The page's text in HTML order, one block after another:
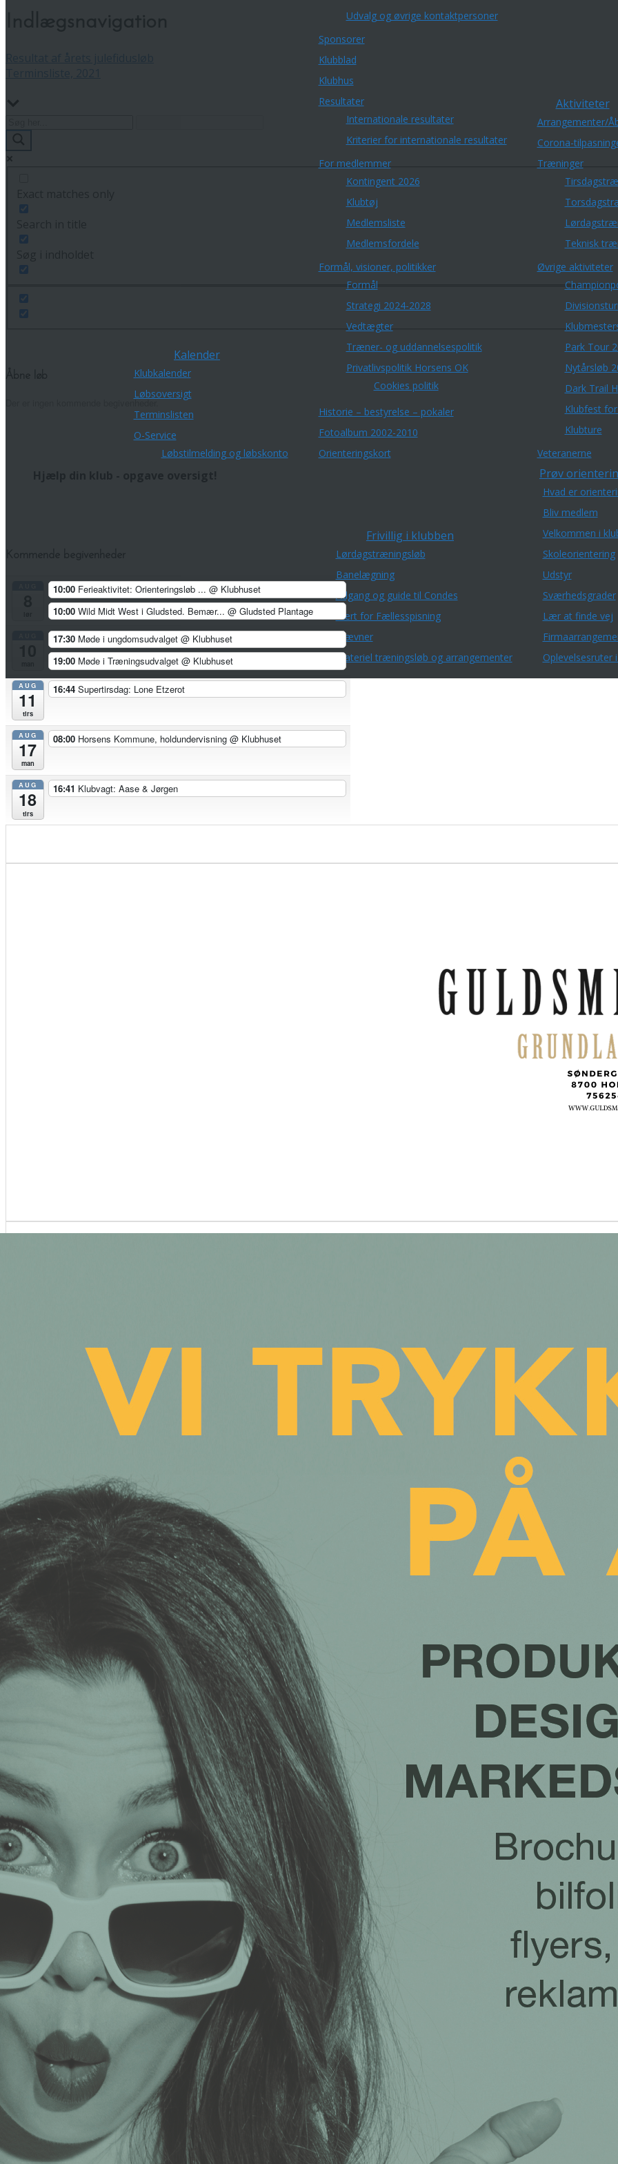
Kalender
Klubkalender
Løbsoversigt
Terminslisten
O-Service
Løbstilmelding og løbskonto
Udvalg og øvrige kontaktpersoner
Sponsorer
Klubblad
Klubhus
Resultater
Internationale resultater
Kriterier for internationale resultater
For medlemmer
Kontingent 2026
Klubtøj
Medlemsliste
Medlemsfordele
Formål, visioner, politikker
Formål
Strategi 2024-2028
Vedtægter
Træner- og uddannelsespolitik
Privatlivspolitik Horsens OK
Cookies politik
Historie – bestyrelse – pokaler
Fotoalbum 2002-2010
Orienteringskort
Aktiviteter
Arrangementer/
Corona-
Træninger
Teknisk
Øvrige aktiviteter
Park Tour
Nytårsløb
Dark Trail
Klubfest
Klubture
Veteranerne
Frivillig i klubben
Lørdagstræningsløb
Banelægning
Adgang og guide til Condes
Vært for Fællesspisning
Stævner
Materiel træningsløb og arrangementer
Prøv
Hvad er
Bliv medlem
Velkommen i
Skoleorientering
Udstyr
Sværhedsgrader
Lær at finde vej
Oplevelsesruter
Der er ingen kommende begivenheder.
10:00 Ferieaktivitet: Orienteringsløb ... @ Klubhuset
10:00 Wild Midt West i Gludsted. Bemær... @ Gludsted Plantage
17:30 Møde i ungdomsudvalget @ Klubhuset
19:00 Møde i Træningsudvalget @ Klubhuset
AUG
11
tirs
16:44 Supertirsdag: Lone Etzerot
AUG
17
man
08:00 Horsens Kommune, holdundervisning @ Klubhuset
AUG
18
tirs
16:41 Klubvagt: Aase & Jørgen